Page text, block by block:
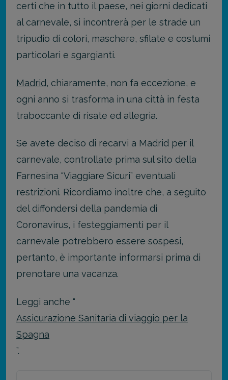
certi che in tutto il paese, nei giorni dedicati
al carnevale, si incontrerà per le strade un
tripudio di colori, maschere, sfilate e costumi
particolari e sgargianti.
Madrid, chiaramente, non fa eccezione, e
ogni anno si trasforma in una città in festa
traboccante di risate ed allegria.
Se avete deciso di recarvi a Madrid per il
carnevale, controllate prima sul sito della
Farnesina “Viaggiare Sicuri” eventuali
restrizioni. Ricordiamo inoltre che, a seguito
del diffondersi della pandemia di
Coronavirus, i festeggiamenti per il
carnevale potrebbero essere sospesi,
pertanto, è importante informarsi prima di
prenotare una vacanza.
Leggi anche “
Assicurazione Sanitaria di viaggio per la
Spagna
”.